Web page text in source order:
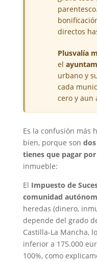
directos
Plusvalía
el
urbano y
cada
cero y aun
Es la confusión más
bien, porque son
tienes que pagar
inmueble:
El Impuesto de
comunidad
heredas (dinero,
depende del grado
Castilla-La Mancha,
inferior a 175.000
100%, como